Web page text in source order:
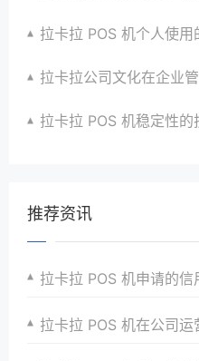
拉卡拉 POS 机个人使
拉卡拉公司文化在企业
拉卡拉 POS 机稳定性
推荐资讯
拉卡拉 POS 机申请的信
拉卡拉 POS 机在公司运